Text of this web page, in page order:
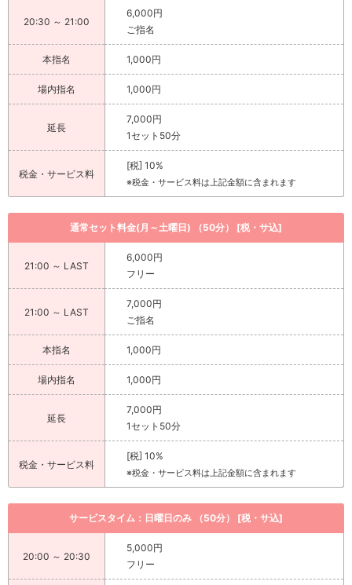
20:30 ～ 21:00
6,000円
ご指名
本指名 1,000円
場内指名 1,000円
延長
7,000円
1セット50分
税金・サービス料
[税] 10%
※税金・サービス料は上記金額に含まれます
通常セット料金(月～土曜日) （50分） [税・サ込]
21:00 ～ LAST
6,000円
フリー
21:00 ～ LAST
7,000円
ご指名
本指名 1,000円
場内指名 1,000円
延長
7,000円
1セット50分
税金・サービス料
[税] 10%
※税金・サービス料は上記金額に含まれます
サービスタイム：日曜日のみ （50分） [税・サ込]
20:00 ～ 20:30
5,000円
フリー